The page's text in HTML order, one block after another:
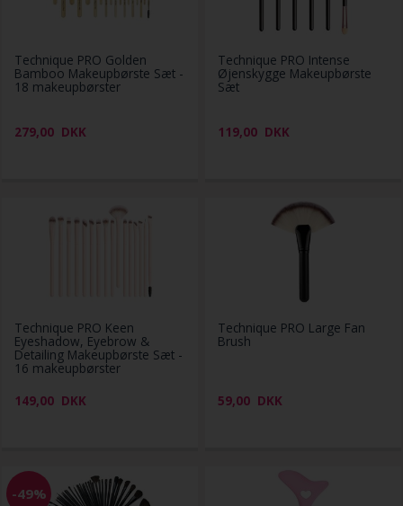
Technique PRO Golden
Bamboo Makeupbørste Sæt -
18 makeupbørster
279,00 DKK
Technique PRO Intense
Øjenskygge Makeupbørste
Sæt
119,00 DKK
Technique PRO Keen
Eyeshadow, Eyebrow &
Detailing Makeupbørste Sæt -
16 makeupbørster
149,00 DKK
Technique PRO Large Fan
Brush
59,00 DKK
-49%